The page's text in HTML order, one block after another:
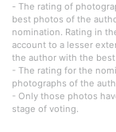
- The rating of
best photos of the
nomination. Rating in
account to a lesser
the author with the
- The rating for the
photographs of the
- Only those photos
stage of voting.